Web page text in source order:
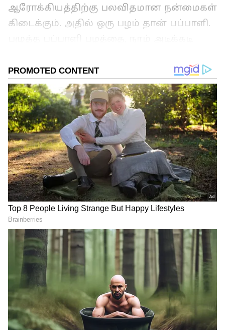
ஆரோக்கியத்திற்கு பலவிதமான நன்மைகள்
கிடைக்கும். அதில் ஒரு பழம் தான் பப்பாளி.
கிடைக்கும். ஆனால், பழுக்காத பப்பாளியை
உணவில் சேர்த்துக் கொண்டால், இத்தனை
நன்மைகள் கிடைக்குமா என்று
ஆச்சரியப்படும் அளவிற்கு, அத்தனை
நன்மைகள் நிறைந்திருக்கிறது. பழுக்காத
பப்பாளியில் வைட்டமின்கள் ஏ, பி, சி
மற்றும் இ நிறைவாக உள்ளது. இதில்
என்சைம்கள் மற்றும்
ஃபைட்டோநியூட்ரியன்ட்ஸ் நிறைவான
அளவில் நிரம்பியுள்ளது. இது உங்களை
வைத்திருக்கச் செய்யும்.
ஏசியாநெட் தமிழ்-ஐ உங்கள் முதன்மைத்
தேர்வாக்குங்கள்